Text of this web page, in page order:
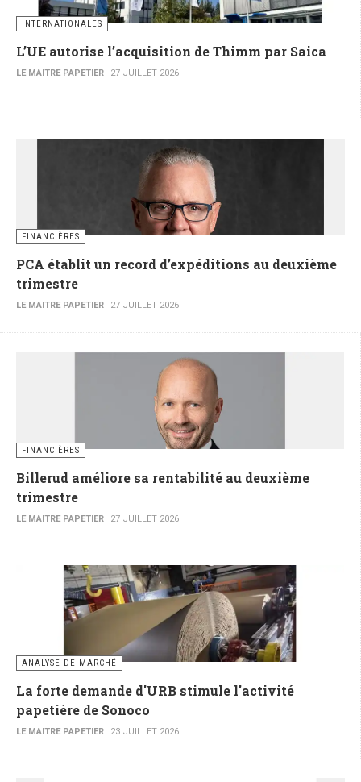
INTERNATIONALES
L’UE autorise l’acquisition de Thimm par Saica
LE MAITRE PAPETIER 27 JUILLET 2026
FINANCIÈRES
PCA établit un record d’expéditions au deuxième
trimestre
LE MAITRE PAPETIER 27 JUILLET 2026
FINANCIÈRES
Billerud améliore sa rentabilité au deuxième
trimestre
LE MAITRE PAPETIER 27 JUILLET 2026
ANALYSE DE MARCHÉ
La forte demande d'URB stimule l'activité
papetière de Sonoco
LE MAITRE PAPETIER 23 JUILLET 2026